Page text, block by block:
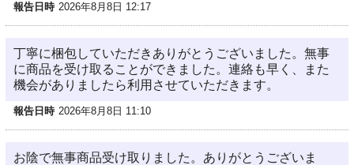
報告日時 2026年8月8日 12:17
丁寧に梱包していただきありがとうございました。無事
に商品を受け取ることができました。連絡も早く、また
機会がありましたら利用させていただきます。
報告日時 2026年8月8日 11:10
お陰で無事商品受け取りました。ありがとうございま